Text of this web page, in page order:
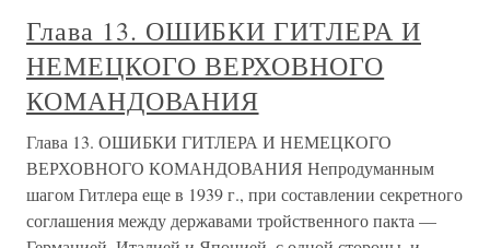
Глава 13. ОШИБКИ ГИТЛЕРА И
НЕМЕЦКОГО ВЕРХОВНОГО
КОМАНДОВАНИЯ
Глава 13. ОШИБКИ ГИТЛЕРА И НЕМЕЦКОГО
ВЕРХОВНОГО КОМАНДОВАНИЯ Непродуманным
шагом Гитлера еще в 1939 г., при составлении секретного
соглашения между державами тройственного пакта —